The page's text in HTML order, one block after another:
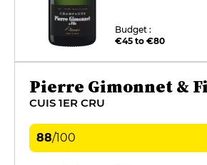
Budget :
€45 to €80
Pierre Gimonnet &
CUIS 1ER CRU
88/100